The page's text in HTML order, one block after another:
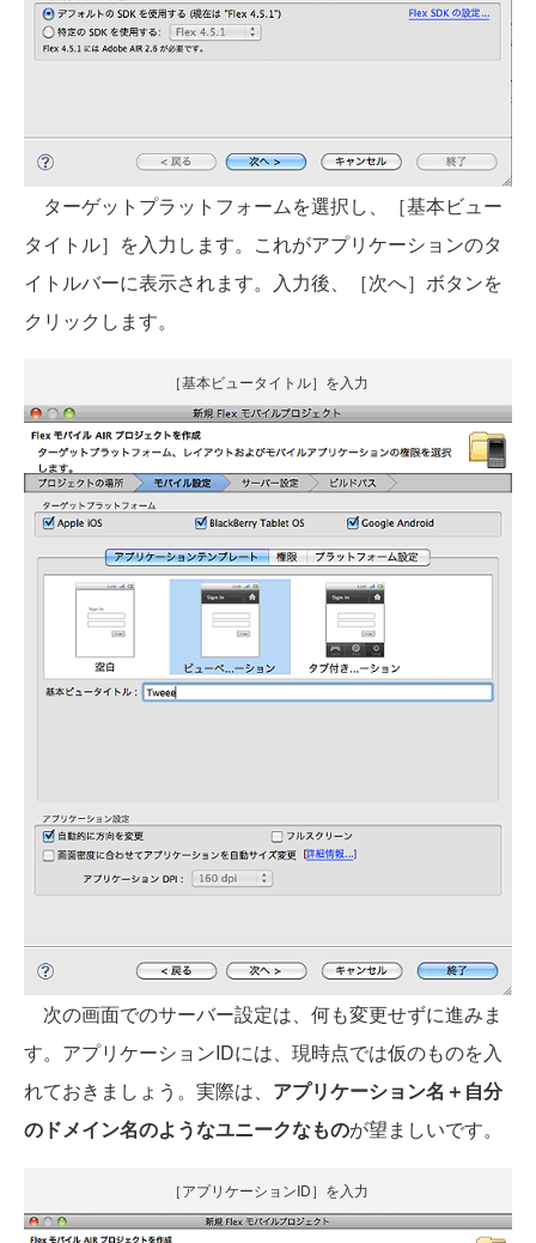
ターゲットプラットフォームを選択し、［基本ビュー
タイトル］を入力します。これがアプリケーションのタ
イトルバーに表示されます。入力後、［次へ］ボタンを
クリックします。
［基本ビュータイトル］を入力
次の画面でのサーバー設定は、何も変更せずに進みま
す。アプリケーションIDには、現時点では仮のものを入
れておきましょう。実際は、 アプリケーション名＋自分
のドメイン名のようなユニークなものが望ましいです。
［アプリケーションID］を入力